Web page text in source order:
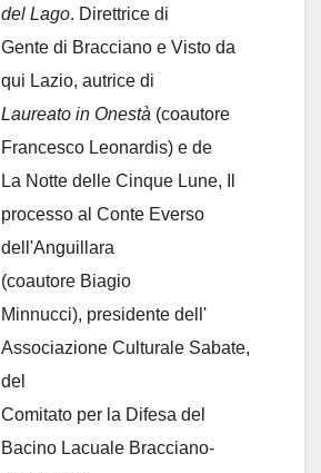
del Lago. Direttrice di
Gente di Bracciano e Visto da
qui Lazio, autrice di
Laureato in Onestà (coautore
Francesco Leonardis) e de
La Notte delle Cinque Lune, Il
processo al Conte Everso
dell'Anguillara
(coautore Biagio
Minnucci), presidente dell'
Associazione Culturale Sabate,
del
Comitato per la Difesa del
Bacino Lacuale Bracciano-